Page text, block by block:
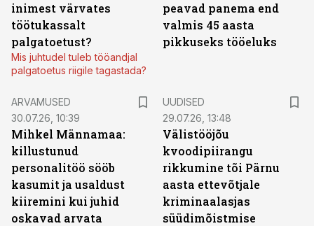
inimest värvates
töötukassalt
palgatoetust?
Mis juhtudel tuleb tööandjal
palgatoetus riigile tagastada?
peavad panema end
valmis 45 aasta
pikkuseks tööeluks
ARVAMUSED
30.07.26, 10:39
Mihkel Männamaa:
killustunud
personalitöö sööb
kasumit ja usaldust
kiiremini kui juhid
oskavad arvata
UUDISED
29.07.26, 13:48
Välistööjõu
kvoodipiirangu
rikkumine tõi Pärnu
aasta ettevõtjale
kriminaalasjas
süüdimõistmise